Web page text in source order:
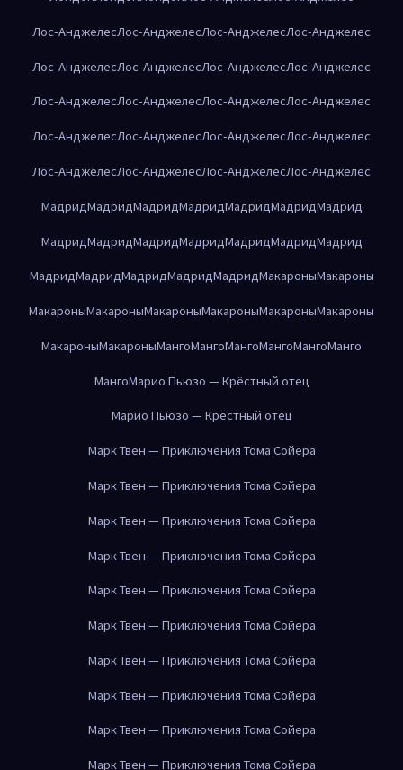
Лос-АнджелесЛос-АнджелесЛос-АнджелесЛос-Анджелес
Лос-АнджелесЛос-АнджелесЛос-АнджелесЛос-Анджелес
Лос-АнджелесЛос-АнджелесЛос-АнджелесЛос-Анджелес
Лос-АнджелесЛос-АнджелесЛос-АнджелесЛос-Анджелес
Лос-АнджелесЛос-АнджелесЛос-АнджелесЛос-Анджелес
МадридМадридМадридМадридМадридМадридМадрид
МадридМадридМадридМадридМадридМадридМадрид
МадридМадридМадридМадридМадридМакароныМакароны
МакароныМакароныМакароныМакароныМакароныМакароны
МакароныМакароныМангоМангоМангоМангоМангоМанго
МангоМарио Пьюзо — Крёстный отец
Марио Пьюзо — Крёстный отец
Марк Твен — Приключения Тома Сойера
Марк Твен — Приключения Тома Сойера
Марк Твен — Приключения Тома Сойера
Марк Твен — Приключения Тома Сойера
Марк Твен — Приключения Тома Сойера
Марк Твен — Приключения Тома Сойера
Марк Твен — Приключения Тома Сойера
Марк Твен — Приключения Тома Сойера
Марк Твен — Приключения Тома Сойера
Марк Твен — Приключения Тома Сойера